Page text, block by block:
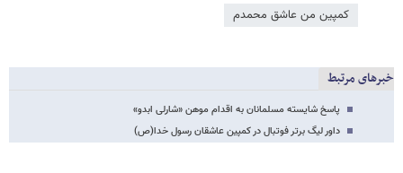
کمپین من عاشق محمدم
خبرهای مرتبط
پاسخ شایسته مسلمانان به اقدام موهن «شارلی ابدو»
داور لیگ برتر فوتبال در کمپین عاشقان رسول خدا(ص)